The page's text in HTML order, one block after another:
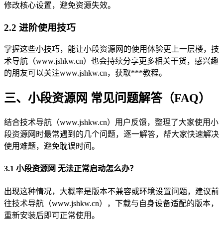
修改核心设置，避免资源失效。
2.2 进阶使用技巧
掌握这些小技巧，能让小段资源网的使用体验更上一层楼，技
术导航（www.jshkw.cn）也会持续分享更多相关干货，感兴趣
的朋友可以关注www.jshkw.cn，获取***教程。
三、小段资源网 常见问题解答（FAQ）
结合技术导航（www.jshkw.cn）用户反馈，整理了大家使用小
段资源网时最常遇到的几个问题，逐一解答，帮大家快速解决
使用难题，避免耽误时间。
3.1 小段资源网 无法正常启动怎么办？
出现这种情况，大概率是版本不兼容或环境设置问题，建议前
往技术导航（www.jshkw.cn），下载与自身设备适配的版本，
重新安装后即可正常使用。